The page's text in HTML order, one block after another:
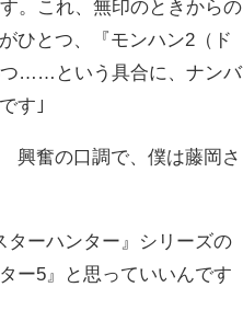
。これ、無印のときからの
ひとつ、『モンハン2（ド
つ……という具合に、ナンバ
す｣
奮の口調で、僕は藤岡さ
ターハンター』シリーズの
ー5』と思っていいんです